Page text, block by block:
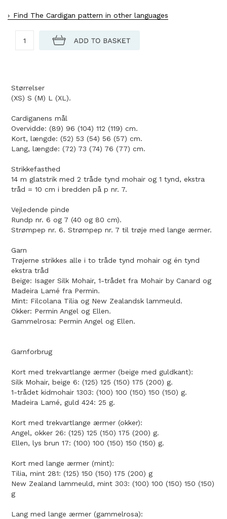
Find The Cardigan pattern in other languages
Størrelser
(XS) S (M) L (XL).
Cardiganens mål
Overvidde: (89) 96 (104) 112 (119) cm.
Kort, længde: (52) 53 (54) 56 (57) cm.
Lang, længde: (72) 73 (74) 76 (77) cm.
Strikkefasthed
14 m glatstrik med 2 tråde tynd mohair og 1 tynd, ekstra
tråd = 10 cm i bredden på p nr. 7.
Vejledende pinde
Rundp nr. 6 og 7 (40 og 80 cm).
Strømpep nr. 6. Strømpep nr. 7 til trøje med lange ærmer.
Garn
Trøjerne strikkes alle i to tråde tynd mohair og én tynd
ekstra tråd
Beige: Isager Silk Mohair, 1-trådet fra Mohair by Canard og
Madeira Lamé fra Permin.
Mint: Filcolana Tilia og New Zealandsk lammeuld.
Okker: Permin Angel og Ellen.
Gammelrosa: Permin Angel og Ellen.
Garnforbrug
Kort med trekvartlange ærmer (beige med guldkant):
Silk Mohair, beige 6: (125) 125 (150) 175 (200) g.
1-trådet kidmohair 1303: (100) 100 (150) 150 (150) g.
Madeira Lamé, guld 424: 25 g.
Kort med trekvartlange ærmer (okker):
Angel, okker 26: (125) 125 (150) 175 (200) g.
Ellen, lys brun 17: (100) 100 (150) 150 (150) g.
Kort med lange ærmer (mint):
Tilia, mint 281: (125) 150 (150) 175 (200) g
New Zealand lammeuld, mint 303: (100) 100 (150) 150 (150)
g
Lang med lange ærmer (gammelrosa):